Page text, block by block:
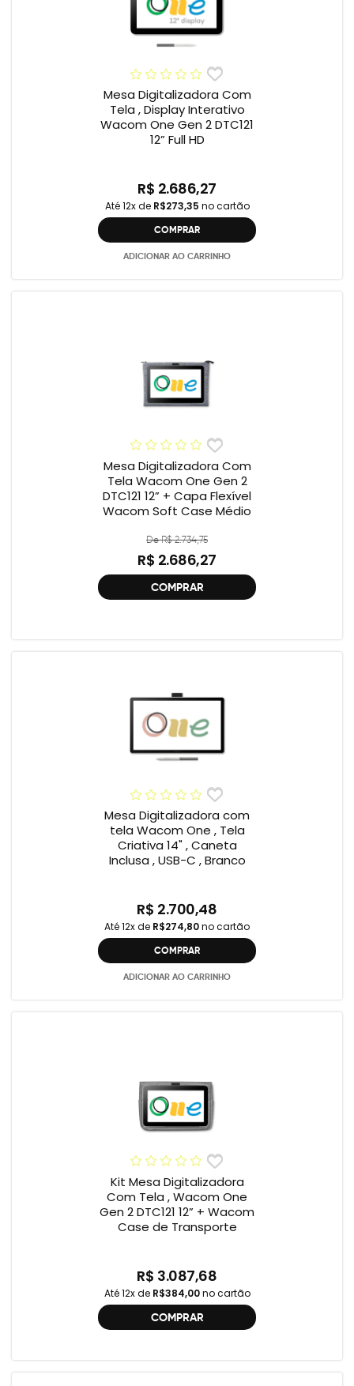
Mesa Digitalizadora Com
Tela , Display Interativo
Wacom One Gen 2 DTC121
12” Full HD
R$ 2.686,27
Até 12x de R$273,35 no cartão
COMPRAR
ADICIONAR AO CARRINHO
Mesa Digitalizadora Com
Tela Wacom One Gen 2
DTC121 12” + Capa Flexível
Wacom Soft Case Médio
De R$ 2.734,75
R$ 2.686,27
COMPRAR
Mesa Digitalizadora com
tela Wacom One , Tela
Criativa 14" , Caneta
Inclusa , USB-C , Branco
R$ 2.700,48
Até 12x de R$274,80no cartão
COMPRAR
ADICIONAR AO CARRINHO
Kit Mesa Digitalizadora
Com Tela , Wacom One
Gen 2 DTC121 12” + Wacom
Case de Transporte
R$ 3.087,68
Até 12x de R$384,00no cartão
COMPRAR